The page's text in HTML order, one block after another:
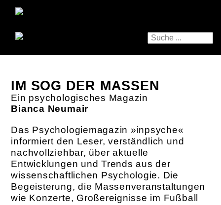
IM SOG DER MASSEN
Ein psychologisches Magazin
Bianca Neumair
Das Psychologiemagazin »inpsyche«
informiert den Leser, verständlich und
nachvollziehbar, über aktuelle
Entwicklungen und Trends aus der
wissenschaftlichen Psychologie. Die
Begeisterung, die Massenveranstaltungen
wie Konzerte, Großereignisse im Fußball